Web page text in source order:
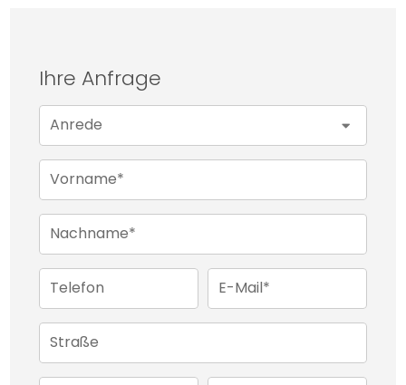
mit spürbarem Charakter. Genau darin liegt der
Reiz dieser Immobilie: Sie bietet Raum für eigene
Vorstellungen, ohne ihren ursprünglichen
Ausdruck zu verlieren.
Ihre Anfrage
Anrede
Vorname*
Nachname*
Telefon E-Mail*
Straße